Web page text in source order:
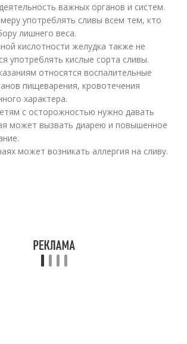
важных органов и систем.
употреблять сливы всем тем, кто
лишнего веса.
кислотности желудка также не
употреблять кислые сорта сливы.
относятся воспалительные
пищеварения, кровотечения
характера.
с осторожностью нужно давать
может вызвать диарею и повышенное
может возникать аллергия на сливу.